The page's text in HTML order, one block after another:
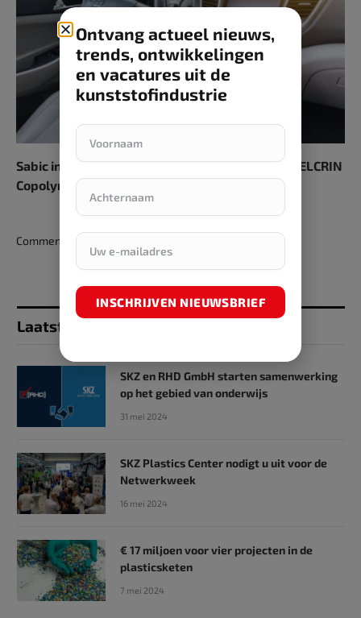
Sabic introduceert een hoger PCR-gehalte LNP ELCRIN
Copolymeerhars
Comments are closed.
Laatst toegevoegd
SKZ en RHD GmbH starten samenwerking
op het gebied van onderwijs
31 mei 2024
SKZ Plastics Center nodigt u uit voor de
Netwerkweek
16 mei 2024
€ 17 miljoen voor vier projecten in de
plasticsketen
7 mei 2024
Ontvang actueel nieuws,
trends, ontwikkelingen
en vacatures uit de
kunststofindustrie
INSCHRIJVEN NIEUWSBRIEF